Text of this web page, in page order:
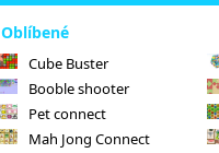
Oblíbené
Cube Buster
Booble shooter
Pet connect
Mah Jong Connect